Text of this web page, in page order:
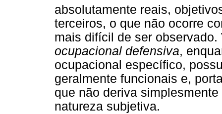
absolutamente reais,
terceiros, o que não ocorre
mais difícil de ser
ocupacional defensiva,
ocupacional específico,
geralmente funcionais e,
que não deriva
natureza subjetiva.